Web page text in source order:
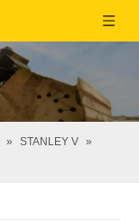
» STANLEY V »